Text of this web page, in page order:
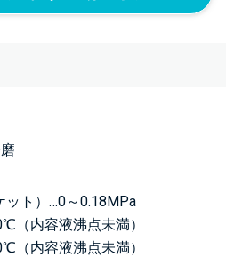
ット）…0～0.18MPa
（内容液沸点未満）
（内容液沸点未満）